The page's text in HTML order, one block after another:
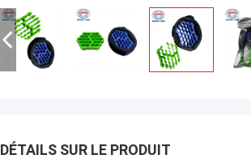
DÉTAILS SUR LE PRODUIT